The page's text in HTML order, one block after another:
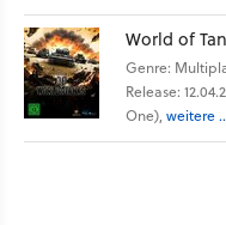
World of
Genre:
Release:
One), weitere